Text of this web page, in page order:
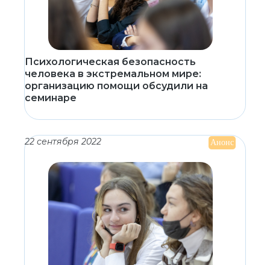
Психологическая безопасность
человека в экстремальном мире:
организацию помощи обсудили на
семинаре
22 сентября 2022 Анонс